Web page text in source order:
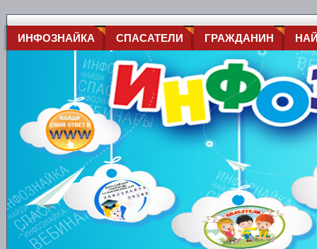
ИНФОЗНАЙКА СПАСАТЕЛИ ГРАЖДАНИН